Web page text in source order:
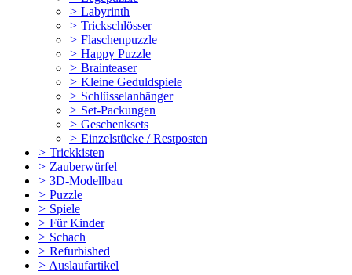
> Labyrinth
> Trickschlösser
> Flaschenpuzzle
> Happy Puzzle
> Brainteaser
> Kleine Geduldspiele
> Schlüsselanhänger
> Set-Packungen
> Geschenksets
> Einzelstücke / Restposten
> Trickkisten
> Zauberwürfel
> 3D-Modellbau
> Puzzle
> Spiele
> Für Kinder
> Schach
> Refurbished
> Auslaufartikel